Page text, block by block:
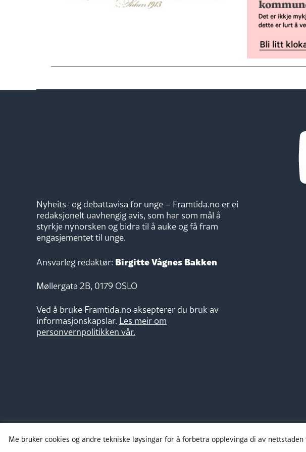
Nyheits- og debattavisa for unge – Framtida.no er ei
redaksjonelt uavhengig avis, som har som mål å
styrkje nynorsken og bidra til å auke og få fram
engasjementet til unge.
Ansvarleg redaktør: Birgitte Vågnes Bakken
Møllergata 2B, 0179 OSLO
Ved å bruke Framtida.no aksepterer du bruk av
informasjonskapslar. Les meir om
personvernpolitikken vår.
Me bruker cookies og andre tekniske løysingar for å forbetra opplevinga di av